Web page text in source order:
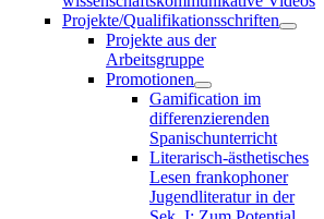
Projekte/Qualifikationsschriften
Projekte aus der
Arbeitsgruppe
Promotionen
Gamification im
differenzierenden
Spanischunterricht
Literarisch-ästhetisches
Lesen frankophoner
Jugendliteratur in der